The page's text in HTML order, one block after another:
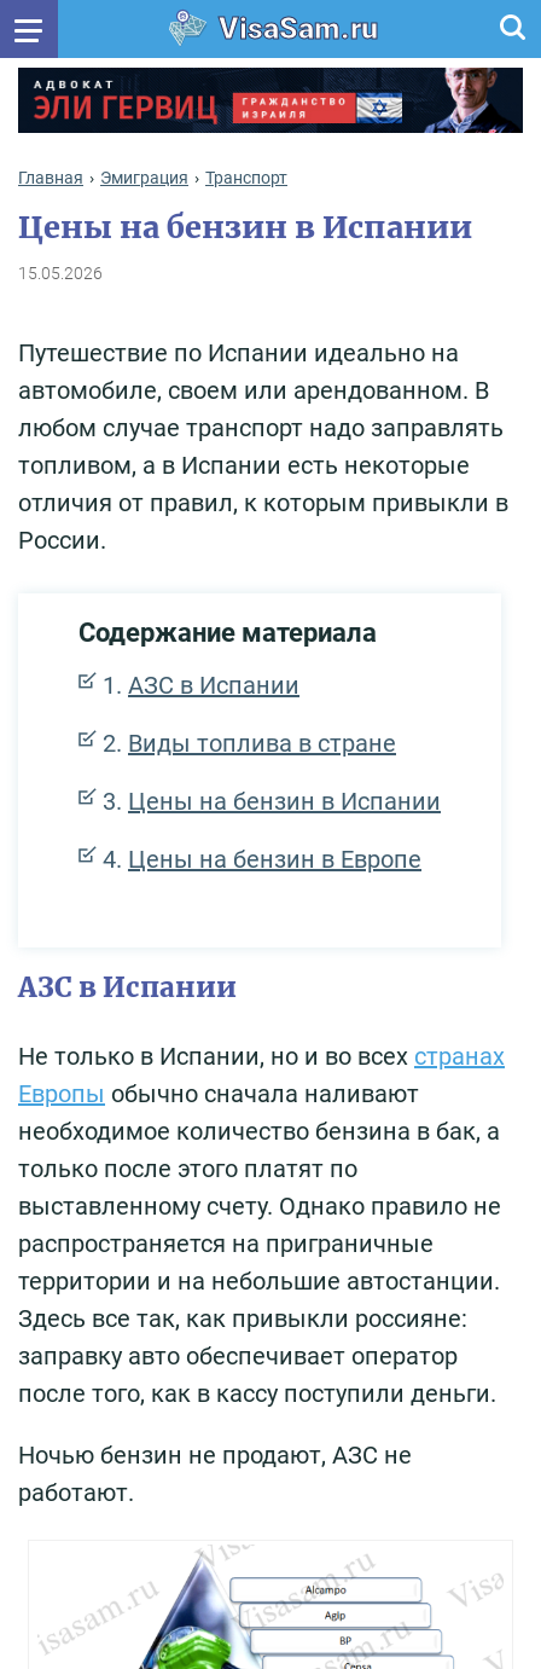
VisaSam.ru
Главная Эмиграция Транспорт
Цены на бензин в Испании
15.05.2026
Путешествие по Испании идеально на
автомобиле, своем или арендованном. В
любом случае транспорт надо заправлять
топливом, а в Испании есть некоторые
отличия от правил, к которым привыкли в
России.
Содержание материала
АЗС в Испании
Виды топлива в стране
Цены на бензин в Испании
Цены на бензин в Европе
АЗС в Испании
Не только в Испании, но и во всех странах
Европы обычно сначала наливают
необходимое количество бензина в бак, а
только после этого платят по
выставленному счету. Однако правило не
распространяется на приграничные
территории и на небольшие автостанции.
Здесь все так, как привыкли россияне:
заправку авто обеспечивает оператор
после того, как в кассу поступили деньги.
Ночью бензин не продают, АЗС не
работают.